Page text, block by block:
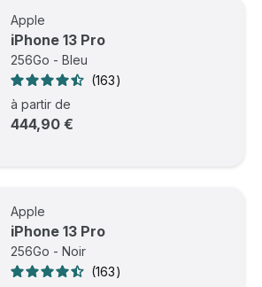
Apple
iPhone 13 Pro
256Go - Bleu
163
à partir de
444,90 €
Apple
iPhone 13 Pro
256Go - Noir
163